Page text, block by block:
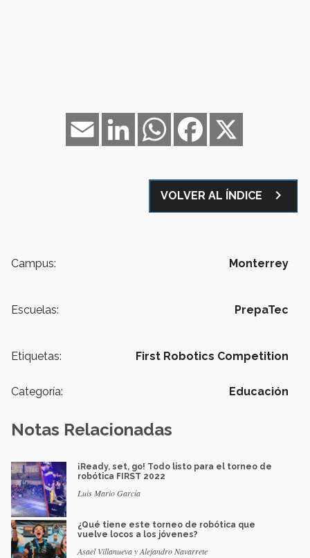
Facebook
WhatsApp
LinkedIn
Email
VOLVER AL ÍNDICE navigate_next
Campus: Monterrey
Escuelas: PrepaTec
Etiquetas: First Robotics Competition
Categoría: Educación
Notas Relacionadas
¡Ready, set, go! Todo listo para el torneo de
robótica FIRST 2022
Luis Mario García
¿Qué tiene este torneo de robótica que
vuelve locos a los jóvenes?
Asael Villanueva y Alejandro Navarrete